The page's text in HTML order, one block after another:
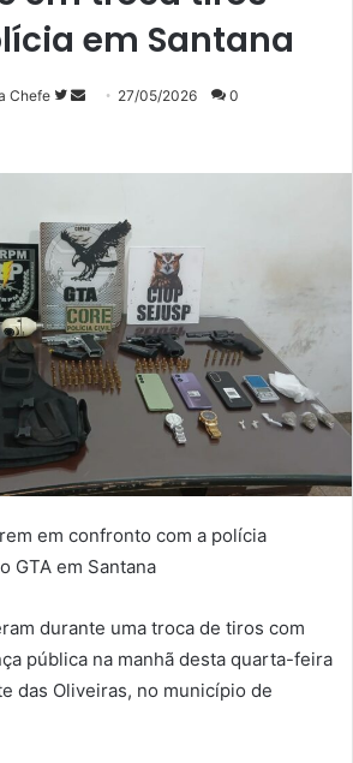
em Santana
Chefe
SigaMande27/05/2026 0
em confronto com a polícia
GTA em Santana
durante uma troca de tiros com
pública na manhã desta quarta-feira
das Oliveiras, no município de